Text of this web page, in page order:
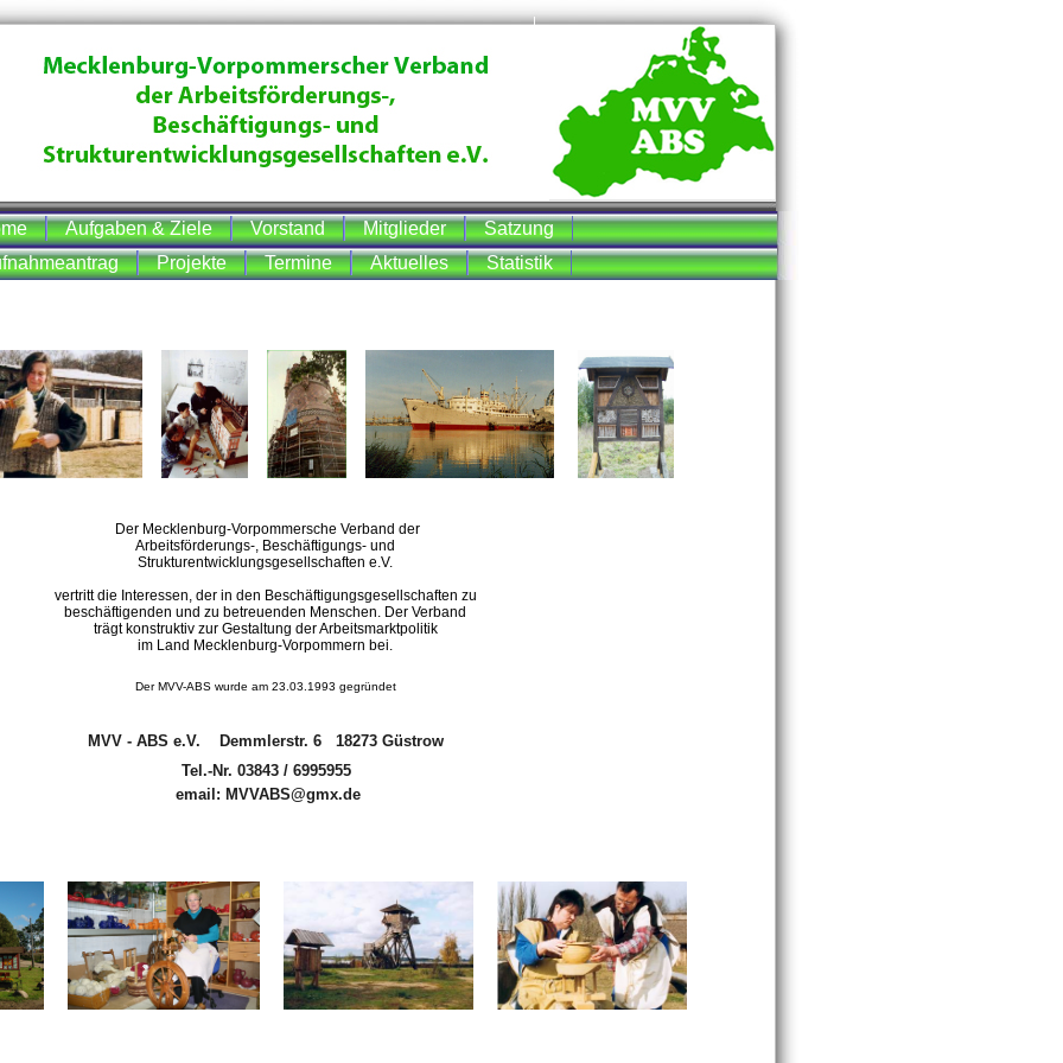
Aufgaben & Ziele Vorstand Mitglieder
Satzung
Projekte Termine Aktuelles Statistik
Der Mecklenburg-Vorpommersche Verband der
Arbeitsförderungs-, Beschäftigungs- und
Strukturentwicklungsgesellschaften e.V.
vertritt die Interessen, der in den Beschäftigungsgesellschaften zu
beschäftigenden und zu betreuenden Menschen. Der Verband
trägt konstruktiv zur Gestaltung der Arbeitsmarktpolitik
im Land Mecklenburg-Vorpommern bei.
Der MVV-ABS wurde am 23.03.1993 gegründet
MVV - ABS e.V. Demmlerstr. 6 18273 Güstrow
Tel.-Nr. 03843 / 6995955
email: MVVABS@gmx.de